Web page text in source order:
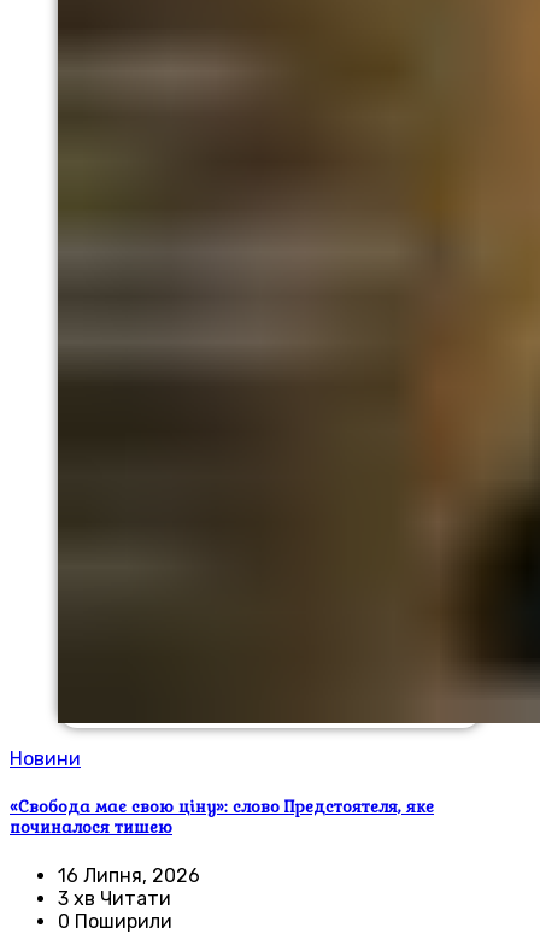
Новини
«Свобода має свою ціну»: слово Предстоятеля, яке
починалося тишею
16 Липня, 2026
3 хв Читати
0 Поширили